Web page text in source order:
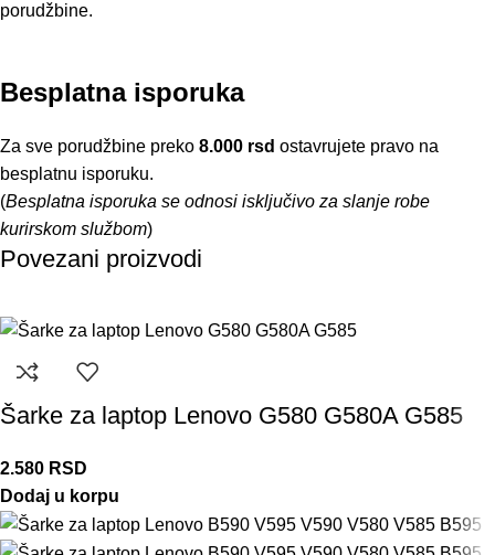
porudžbine.
Besplatna isporuka
Za sve porudžbine preko 8.000 rsd ostavrujete pravo na
besplatnu isporuku.
(Besplatna isporuka se odnosi isključivo za slanje robe
kurirskom službom)
Povezani proizvodi
Šarke za laptop Lenovo G580 G580A G585
2.580 RSD
Dodaj u korpu